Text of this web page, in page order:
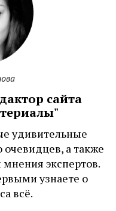
сайта
удивительные
а также
мнения экспертов.
узнаете о
всё.